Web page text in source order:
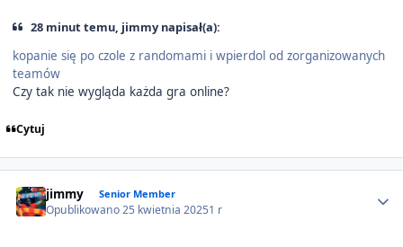
28 minut temu, jimmy napisał(a):
kopanie się po czole z randomami i wpierdol od zorganizowanych
teamów
Czy tak nie wygląda każda gra online?
Cytuj
jimmy Senior Member
Opublikowano25 kwietnia 20251 r